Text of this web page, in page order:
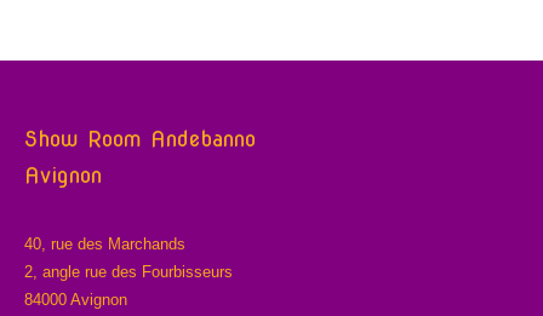
Show Room Andebanno
Avignon
40, rue des Marchands
2, angle rue des Fourbisseurs
84000 Avignon